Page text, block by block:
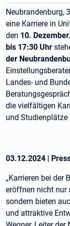
Neubrandenburg,
eine Karriere in
den 10. Dezember
bis 17:30 Uhr
der
Landes- und
die vielfältigen
und Studienplätze
03.12.2024 |
„Karrieren bei der
eröffnen nicht nur
sondern bieten
und attraktive